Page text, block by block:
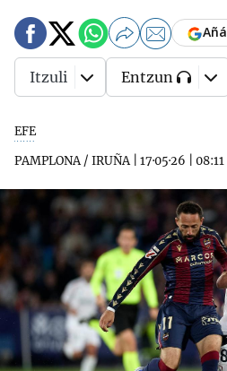
EFE
PAMPLONA / IRUÑA| 17·05·26 08:11
Itzuli Entzun